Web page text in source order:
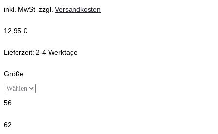
inkl. MwSt. zzgl. Versandkosten
12,95 €
Lieferzeit: 2-4 Werktage
Größe
56
62